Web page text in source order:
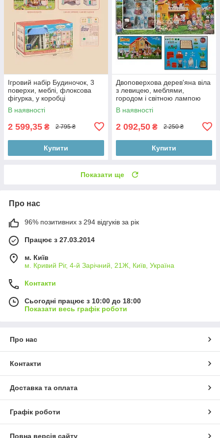
Ігровий набір Будиночок, 3
поверхи, меблі, флоксова
фігурка, у коробці
В наявності
2 599,35 ₴ 2 795 ₴
Купити
Двоповерхова дерев'яна віла
з левицею, меблями,
городом і світною лампою
В наявності
2 092,50 ₴ 2 250 ₴
Купити
Показати ще
Про нас
96% позитивних з 294 відгуків за рік
Працює з 27.03.2014
м. Київ
м. Кривий Ріг, 4-й Зарічний, 21Ж, Київ, Україна
Контакти
Сьогодні працює з 10:00 до 18:00
Показати весь графік роботи
Про нас
Контакти
Доставка та оплата
Графік роботи
Повна версія сайту